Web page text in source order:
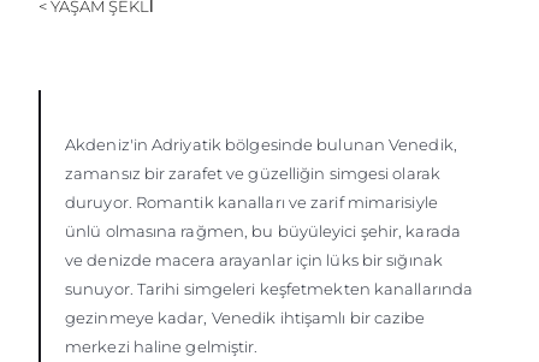
< YAŞAM ŞEKLİ
Akdeniz'in Adriyatik bölgesinde bulunan Venedik,
zamansız bir zarafet ve güzelliğin simgesi olarak
duruyor. Romantik kanalları ve zarif mimarisiyle
ünlü olmasına rağmen, bu büyüleyici şehir, karada
ve denizde macera arayanlar için lüks bir sığınak
sunuyor. Tarihi simgeleri keşfetmekten kanallarında
gezinmeye kadar, Venedik ihtişamlı bir cazibe
merkezi haline gelmiştir.